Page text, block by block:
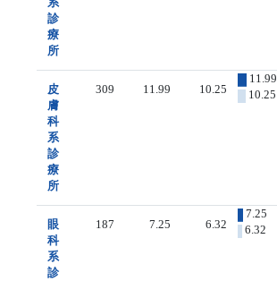
診
療
所
皮
膚
科
系
診
療
所
309 11.99 10.25
11.99
10.25
眼
科
系
診
187 7.25 6.32
7.25
6.32